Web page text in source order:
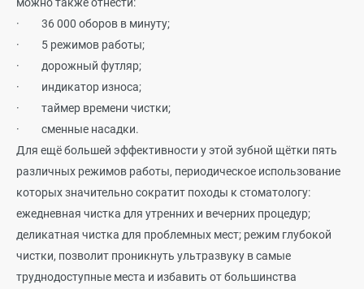
·
36 000 оборов в минуту;
·
5 режимов работы;
·
дорожный футляр;
·
индикатор износа;
·
таймер времени чистки;
·
сменные насадки.
Для ещё большей эффективности у этой зубной щётки пять
различных режимов работы, периодическое использование
которых значительно сократит походы к стоматологу:
ежедневная чистка для утренних и вечерних процедур;
деликатная чистка для проблемных мест; режим глубокой
чистки, позволит проникнуть ультразвуку в самые
труднодоступные места и избавить от большинства